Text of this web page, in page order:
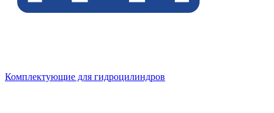
Комплектующие для гидроцилиндров